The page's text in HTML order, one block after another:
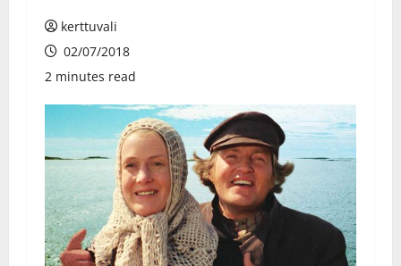
kerttuvali
02/07/2018
2 minutes read